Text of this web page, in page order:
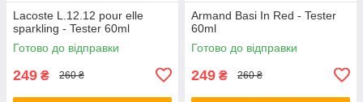
Lacoste L.12.12 pour elle
sparkling - Tester 60ml
Готово до відправки
249 ₴ 260 ₴
Armand Basi In Red - Tester
60ml
Готово до відправки
249 ₴ 260 ₴